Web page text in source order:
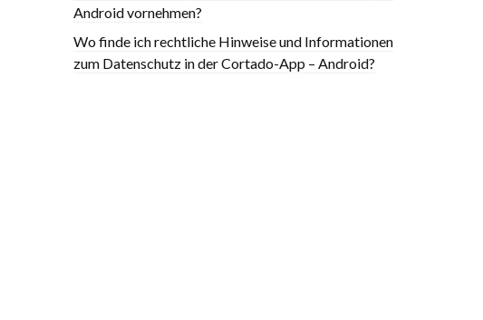
Android vornehmen?
Wo finde ich rechtliche Hinweise und Informationen
zum Datenschutz in der Cortado-App – Android?